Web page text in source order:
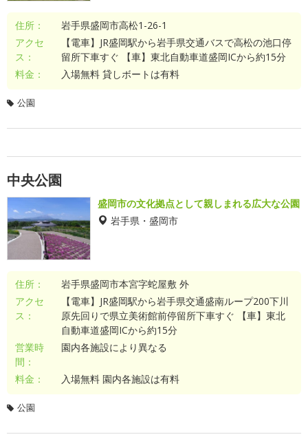
住所：
岩手県盛岡市高松1-26-1
アクセ
ス：
【電車】JR盛岡駅から岩手県交通バスで高松の池口停
留所下車すぐ 【車】東北自動車道盛岡ICから約15分
料金：
入場無料 貸しボートは有料
公園
中央公園
盛岡市の文化拠点として親しまれる広大な公園
岩手県・盛岡市
住所：
岩手県盛岡市本宮字蛇屋敷 外
アクセ
ス：
【電車】JR盛岡駅から岩手県交通盛南ループ200下川
原先回りで県立美術館前停留所下車すぐ 【車】東北
自動車道盛岡ICから約15分
営業時
間：
園内各施設により異なる
料金： 入場無料 園内各施設は有料
公園